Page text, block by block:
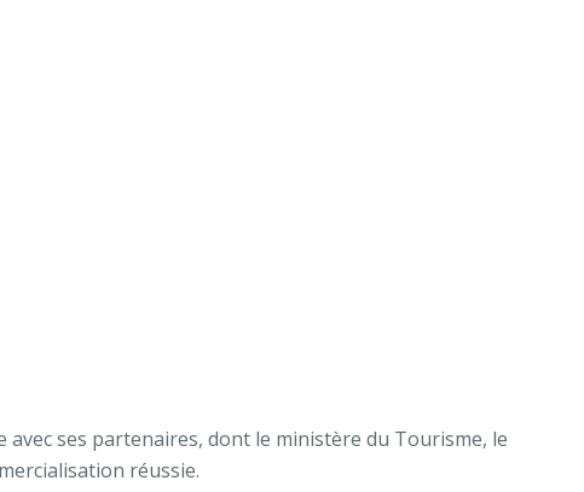
avec ses partenaires, dont le ministère du Tourisme, le
réussie.